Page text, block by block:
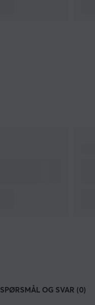
SPØRSMÅL OG SVAR (0)